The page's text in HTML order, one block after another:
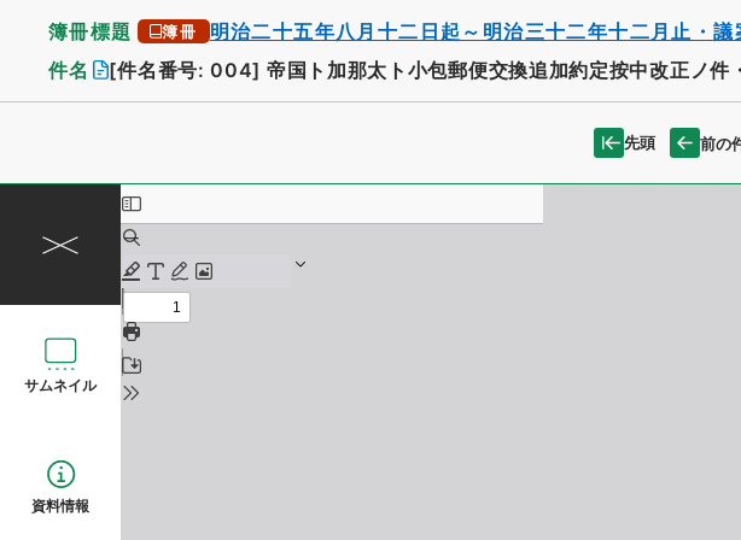
簿冊標題 簿冊 明治二十五年八月十二日起～明治三十二年十二月止・議
件名 [件名番号: 004] 帝国ト加那太ト小包郵便交換追加約定按中改正ノ件
先頭 前の
サムネイル
資料情報